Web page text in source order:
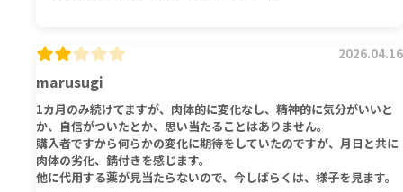
marusugi
2026.04.16
1カ月のみ続けてますが、肉体的に変化なし、精神的に気分がいいと
か、自信がついたとか、思い当たることはありません。
購入者ですから何らかの変化に期待をしていたのですが、月日と共に
肉体の劣化、錆付きを感じます。
他に代用する薬が見当たらないので、今しばらくは、様子を見ます。